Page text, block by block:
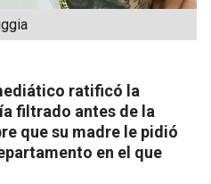
ratificó la
filtrado antes de la
que su madre le pidió
en el que